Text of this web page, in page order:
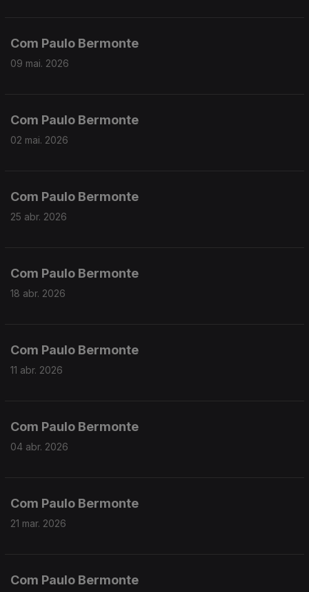
Com Paulo Bermonte
09 mai. 2026
Com Paulo Bermonte
02 mai. 2026
Com Paulo Bermonte
25 abr. 2026
Com Paulo Bermonte
18 abr. 2026
Com Paulo Bermonte
11 abr. 2026
Com Paulo Bermonte
04 abr. 2026
Com Paulo Bermonte
21 mar. 2026
Com Paulo Bermonte